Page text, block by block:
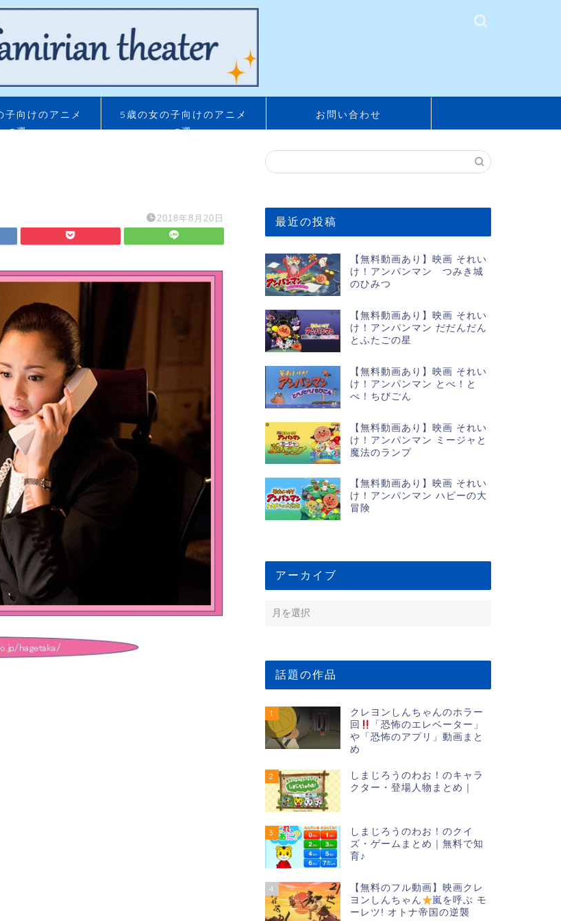
子向けのアニメ
5選
5歳の女の子向けのアニメ
5選
お問い合わせ
2018年8月20日 最近の投稿
【無料動画あり】映画 それい
け！アンパンマン つみき城
のひみつ
【無料動画あり】映画 それい
け！アンパンマン だだんだん
とふたごの星
【無料動画あり】映画 それい
け！アンパンマン とべ！と
べ！ちびごん
【無料動画あり】映画 それい
け！アンパンマン ミージャと
魔法のランプ
【無料動画あり】映画 それい
け！アンパンマン ハピーの大
冒険
アーカイブ
話題の作品
1
クレヨンしんちゃんのホラー
回
「恐怖のエレベーター」
や「恐怖のアプリ」動画まと
め
2
しまじろうのわお！のキャラ
クター・登場人物まとめ｜
3
しまじろうのわお！のクイ
ズ・ゲームまとめ｜無料で知
育♪
4
【無料のフル動画】映画クレ
ヨンしんちゃん
嵐を呼ぶ モ
ーレツ! オトナ帝国の逆襲